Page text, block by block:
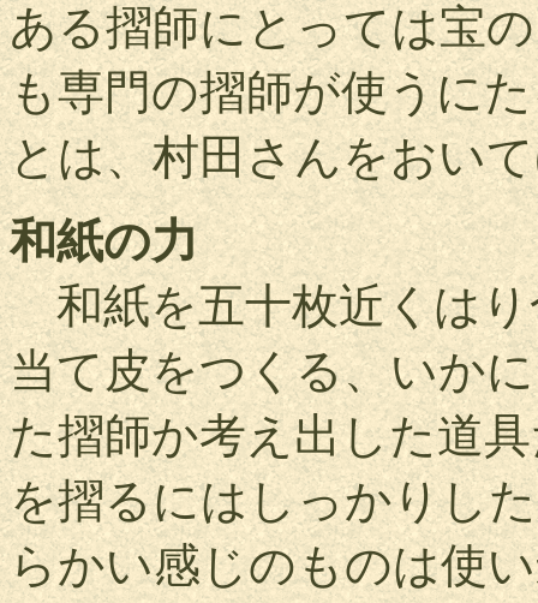
ある摺師にとっては宝
も専門の摺師が使うに
とは、村田さんをおい
和紙の力
和紙を五十枚近くはり
当て皮をつくる、いか
た摺師か考え出した道
を摺るにはしっかりし
らかい感じのものは使